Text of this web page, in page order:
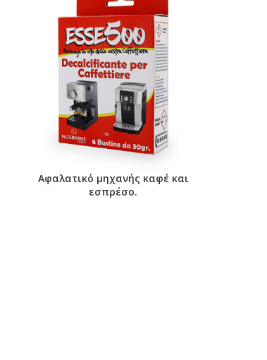
Αφαλατικό μηχανής καφέ και
εσπρέσο.